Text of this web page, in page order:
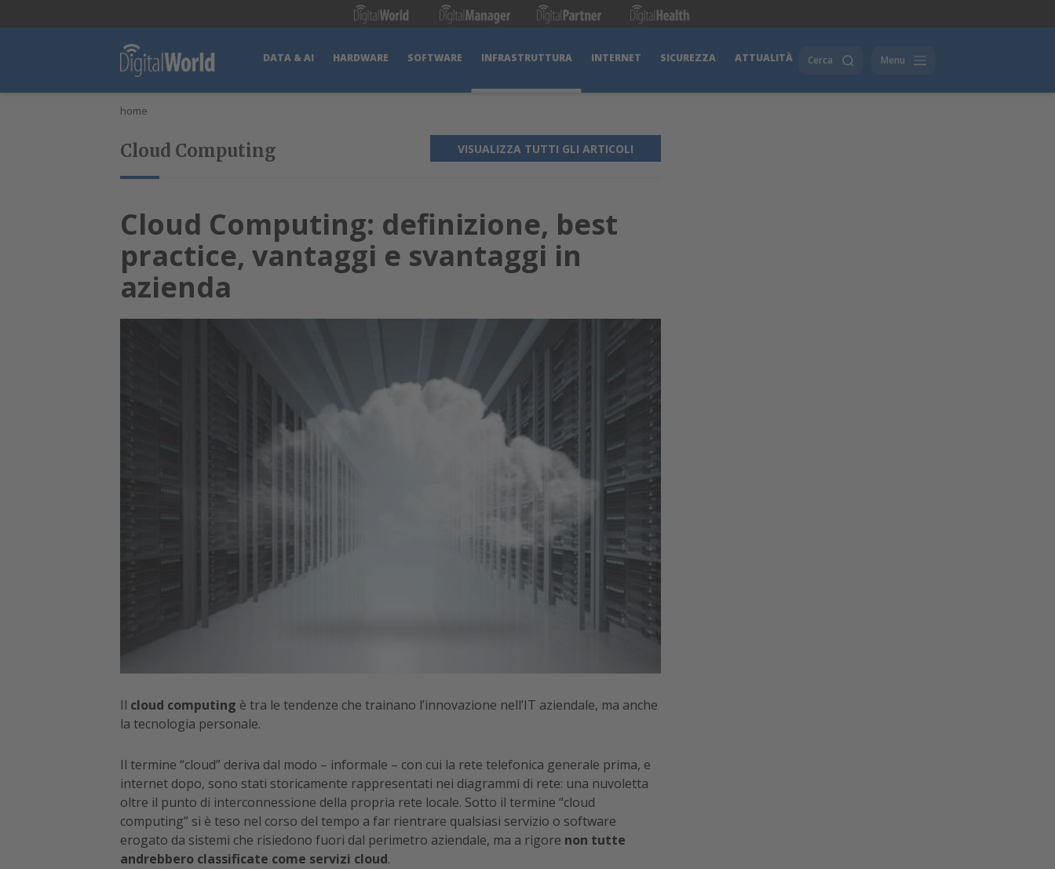
DATA & AI HARDWARE SOFTWARE INFRASTRUTTURA INTERNET SICUREZZA ATTUALITÀ Cerca Menu
home
Cloud Computing VISUALIZZA TUTTI GLI ARTICOLI
Cloud Computing: definizione, best
practice, vantaggi e svantaggi in
azienda
Il cloud computing è tra le tendenze che trainano l’innovazione nell’IT aziendale, ma anche
la tecnologia personale.
Il termine “cloud” deriva dal modo – informale – con cui la rete telefonica generale prima, e
internet dopo, sono stati storicamente rappresentati nei diagrammi di rete: una nuvoletta
oltre il punto di interconnessione della propria rete locale. Sotto il termine “cloud
computing” si è teso nel corso del tempo a far rientrare qualsiasi servizio o software
erogato da sistemi che risiedono fuori dal perimetro aziendale, ma a rigore non tutte
andrebbero classificate come servizi cloud.